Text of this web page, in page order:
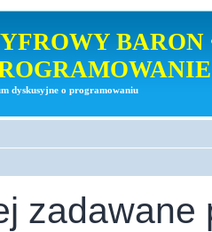
BARON
dyskusyjne o programowaniu
zadawane